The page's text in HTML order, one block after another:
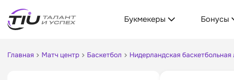
Букмекеры Бонусы
Главная Матч центр Баскетбол Нидерландская баскетбольная